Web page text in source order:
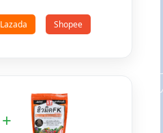
Lazada Shopee
+